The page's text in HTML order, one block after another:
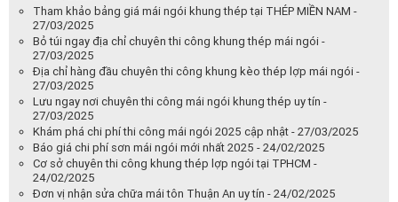
Tham khảo bảng giá mái ngói khung thép tại THÉP MIỀN NAM -
27/03/2025
Bỏ túi ngay địa chỉ chuyên thi công khung thép mái ngói -
27/03/2025
Địa chỉ hàng đầu chuyên thi công khung kèo thép lợp mái ngói -
27/03/2025
Lưu ngay nơi chuyên thi công mái ngói khung thép uy tín -
27/03/2025
Khám phá chi phí thi công mái ngói 2025 cập nhật - 27/03/2025
Báo giá chi phí sơn mái ngói mới nhất 2025 - 24/02/2025
Cơ sở chuyên thi công khung thép lợp ngói tại TPHCM -
24/02/2025
Đơn vị nhận sửa chữa mái tôn Thuận An uy tín - 24/02/2025